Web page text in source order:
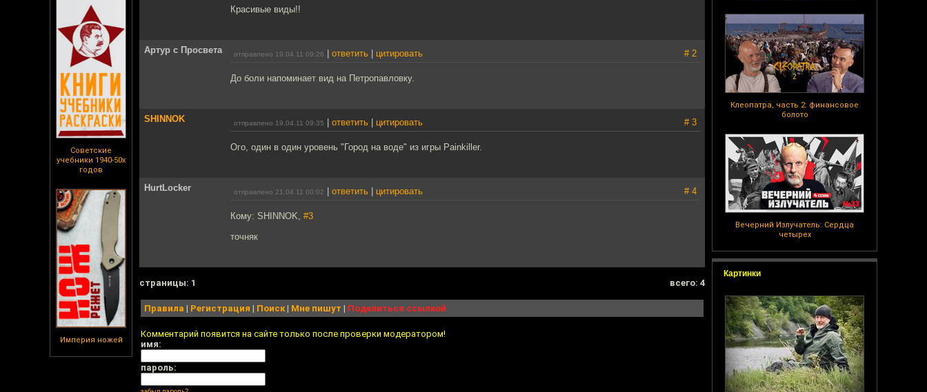
Советские
учебники 1940-50х
годов
Империя ножей
Клеопатра, часть 2: финансовое
болото
Вечерний Излучатель: Сердца
четырех
Картинки
Красивые виды!!
Артур с Просвета отправлено 19.04.11 09:26 ответить цитировать # 2
До боли напоминает вид на Петропавловку.
SHINNOK отправлено 19.04.11 09:35 ответить цитировать # 3
Ого, один в один уровень "Город на воде" из игры Painkiller.
HurtLocker отправлено 21.04.11 00:02 ответить цитировать # 4
Кому: SHINNOK, #3
точняк
cтраницы: 1 всего: 4
Правила | Регистрация | Поиск| Мне пишут | Поделиться ссылкой
Комментарий появится на сайте только после проверки модератором!
имя:
пароль: